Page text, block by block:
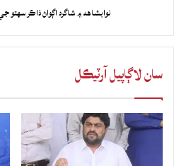
نوابشاهه ۾ شاگرد اڳواڻ ذاڪر
سان لاڳاپيل آرٽيڪل